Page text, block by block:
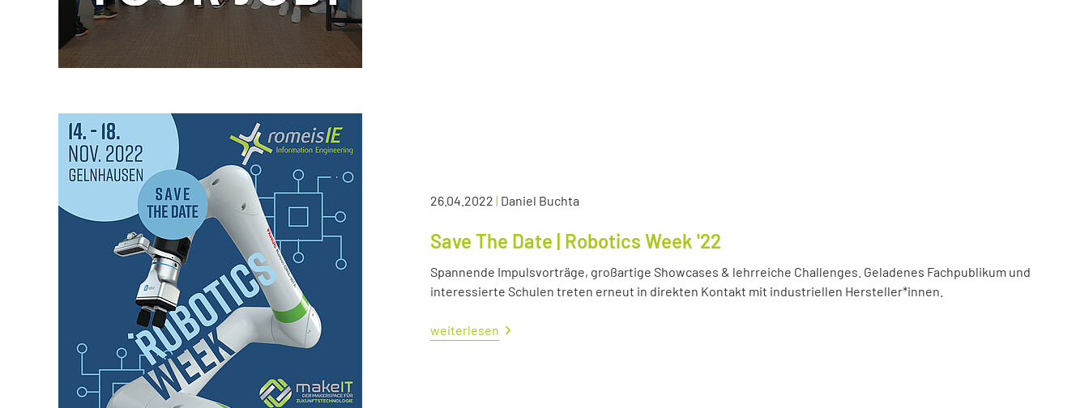
26.04.2022 | Daniel Buchta
Save The Date | Robotics Week '22
Spannende Impulsvorträge, großartige Showcases & lehrreiche Challenges. Geladenes Fachpublikum und
interessierte Schulen treten erneut in direkten Kontakt mit industriellen Hersteller*innen.
weiterlesen